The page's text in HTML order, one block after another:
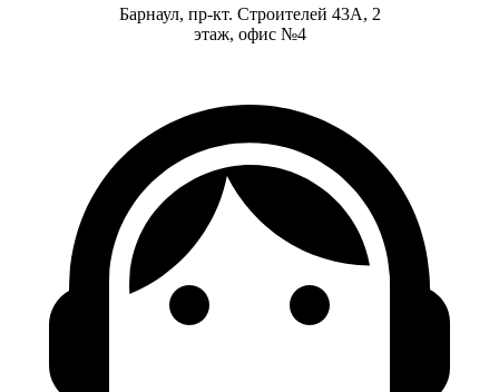
Барнаул, пр-кт. Строителей 43А, 2
этаж, офис №4